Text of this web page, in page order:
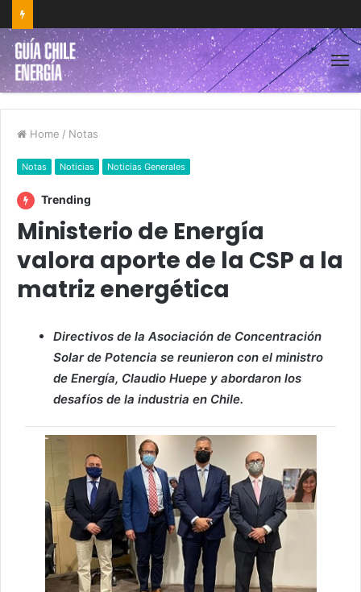
Home / Notas
Notas Noticias Noticias Generales
Trending
Ministerio de Energía
valora aporte de la CSP a la
matriz energética
Directivos de la Asociación de Concentración
Solar de Potencia se reunieron con el ministro
de Energía, Claudio Huepe y abordaron los
desafíos de la industria en Chile.